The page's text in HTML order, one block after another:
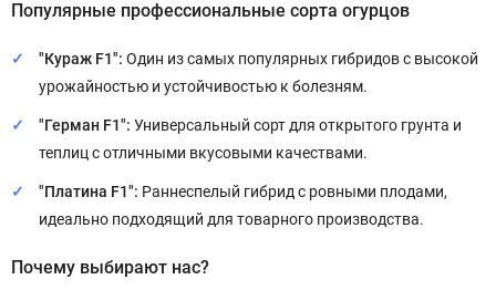
Популярные профессиональные сорта огурцов
"Кураж F1": Один из самых популярных гибридов с высокой
урожайностью и устойчивостью к болезням.
"Герман F1": Универсальный сорт для открытого грунта и
теплиц с отличными вкусовыми качествами.
"Платина F1": Раннеспелый гибрид с ровными плодами,
идеально подходящий для товарного производства.
Почему выбирают нас?